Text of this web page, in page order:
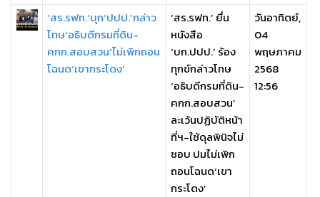
‘สร.รฟท.’บุก‘ปปป.’กล่าว
โทษ‘อธิบดีกรมที่ดิน-
คกก.สอบสวน’ไม่เพิกถอน
โฉนด‘เขากระโดง’
‘สร.รฟท.’ ยื่น
หนังสือ
‘บก.ปปป.’ ร้อง
ทุกข์กล่าวโทษ
‘อธิบดีกรมที่ดิน-
คกก.สอบสวน’
ละเว้นปฏิบัติหน้า
ที่ฯ-ใช้ดุลพินิจไม่
ชอบ ปมไม่เพิก
ถอนโฉนด‘เขา
กระโดง’
วันอาทิตย์,
04
พฤษภาคม
2568
12:56